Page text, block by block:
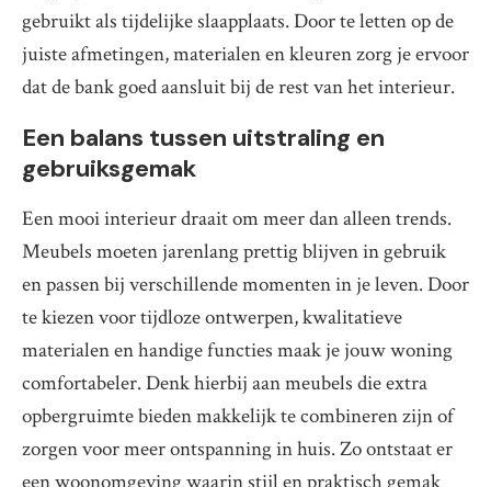
gebruikt als tijdelijke slaapplaats. Door te letten op de
juiste afmetingen, materialen en kleuren zorg je ervoor
dat de bank goed aansluit bij de rest van het interieur.
Een balans tussen uitstraling en
gebruiksgemak
Een mooi interieur draait om meer dan alleen trends.
Meubels moeten jarenlang prettig blijven in gebruik
en passen bij verschillende momenten in je leven. Door
te kiezen voor tijdloze ontwerpen, kwalitatieve
materialen en handige functies maak je jouw woning
comfortabeler. Denk hierbij aan meubels die extra
opbergruimte bieden makkelijk te combineren zijn of
zorgen voor meer ontspanning in huis. Zo ontstaat er